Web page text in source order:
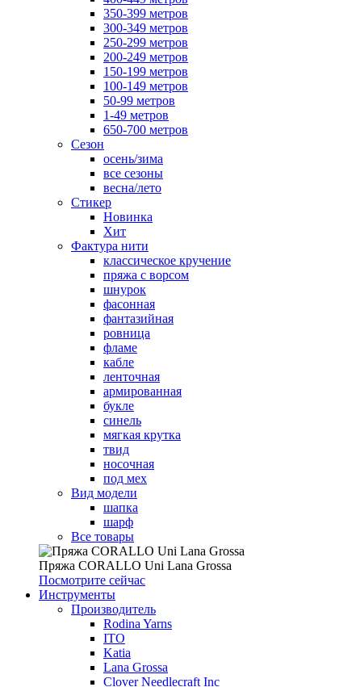
350-399 метров
300-349 метров
250-299 метров
200-249 метров
150-199 метров
100-149 метров
50-99 метров
1-49 метров
650-700 метров
Сезон
осень/зима
все сезоны
весна/лето
Стикер
Новинка
Хит
Фактура нити
классическое кручение
пряжа с ворсом
шнурок
фасонная
фантазийная
ровница
фламе
кабле
ленточная
армированная
букле
синель
мягкая крутка
твид
носочная
под мех
Вид модели
шапка
шарф
Все товары
Пряжа CORALLO Uni Lana Grossa
Посмотрите сейчас
Инструменты
Производитель
Rodina Yarns
ITO
Katia
Lana Grossa
Clover Needlecraft Inc